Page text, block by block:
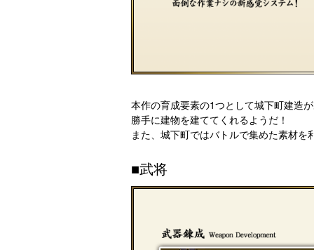
本作の育成要素の1つとして城下町建造
勝手に建物を建ててくれるようだ！
また、城下町ではバトルで集めた素材
■武将